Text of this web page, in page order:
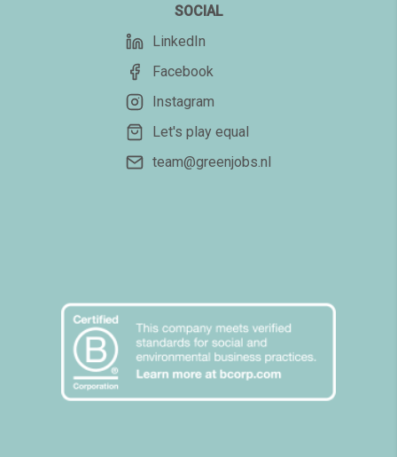
SOCIAL
LinkedIn
Facebook
Instagram
Let's play equal
team@greenjobs.nl